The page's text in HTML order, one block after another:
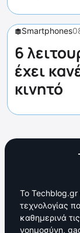
Smartphones
6
έχει
κινητό
Το Techblog.gr
τεχνολογίας
καθημερινά
νοημοσύνη,